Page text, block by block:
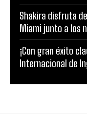
Shakira disfruta
Miami junto a los
¡Con gran éxito
Internacional de